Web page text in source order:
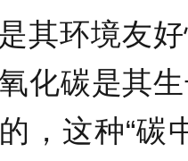
其环境友
化碳是其
，这种“碳